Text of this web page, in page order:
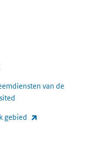
van de
gebied